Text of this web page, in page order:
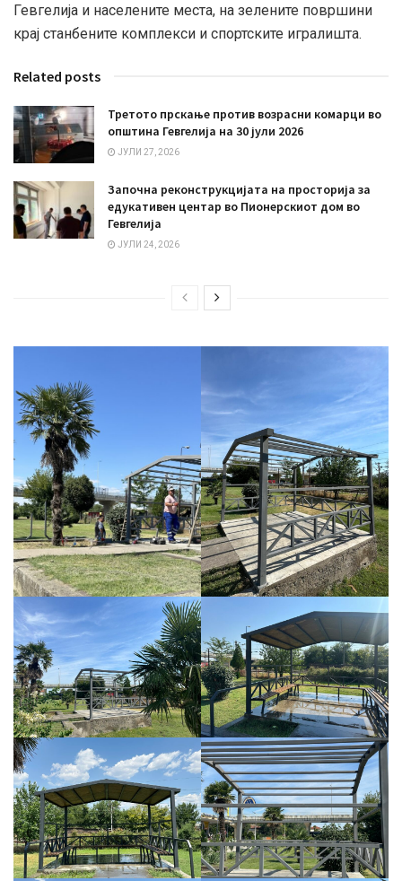
Гевгелија и населените места, на зелените површини
крај станбените комплекси и спортските игралишта.
Related posts
Третото прскање против возрасни комарци во
општина Гевгелија на 30 јули 2026
ЈУЛИ 27, 2026
Започна реконструкцијата на просторија за
едукативен центар во Пионерскиот дом во
Гевгелија
ЈУЛИ 24, 2026